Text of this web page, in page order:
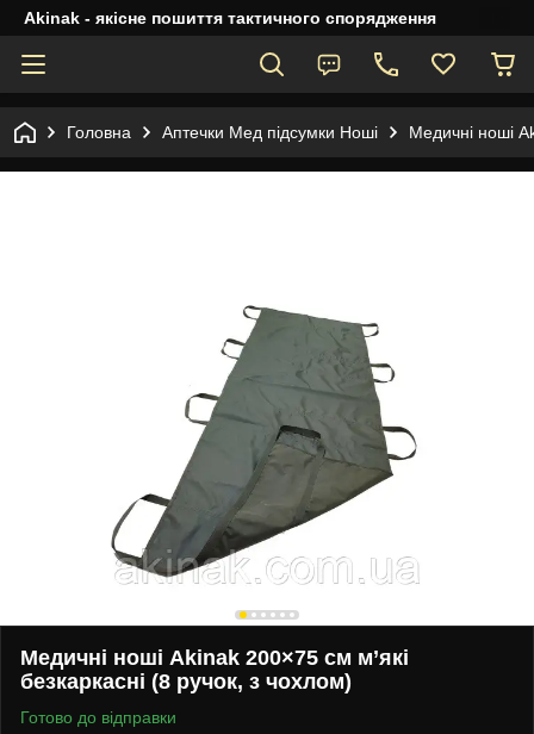
Akinak - якісне пошиття тактичного спорядження
Головна Аптечки Мед підсумки Ноші Медичні ноші
Медичні ноші Akinak 200×75 см м’які
безкаркасні (8 ручок, з чохлом)
Готово до відправки